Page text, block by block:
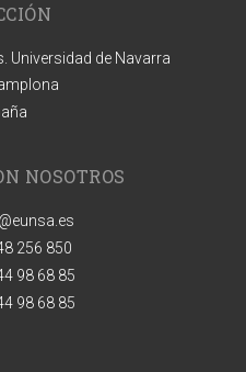
Universidad de Navarra
NOSOTROS
256 850
98 68 85
98 68 85